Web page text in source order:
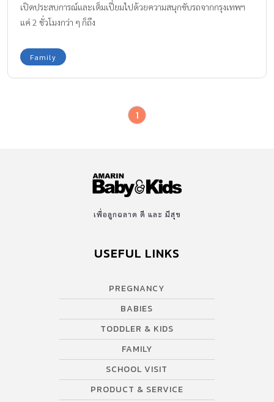
เปิดประสบการณ์และเต็มเปี่ยมไปด้วยความสนุกขับรถจากกรุงเทพฯ
แค่ 2 ชั่วโมงกว่า ๆ ก็ถึง
Family
1
เพื่อลูกฉลาด ดี และ มีสุข
USEFUL LINKS
PREGNANCY
BABIES
TODDLER & KIDS
FAMILY
SCHOOL VISIT
PRODUCT & SERVICE